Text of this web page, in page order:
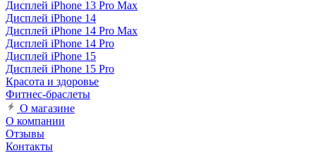
Дисплей iPhone 13 Pro Max
Дисплей iPhone 14
Дисплей iPhone 14 Pro Max
Дисплей iPhone 14 Pro
Дисплей iPhone 15
Дисплей iPhone 15 Pro
Красота и здоровье
Фитнес-браслеты
О магазине
О компании
Отзывы
Контакты